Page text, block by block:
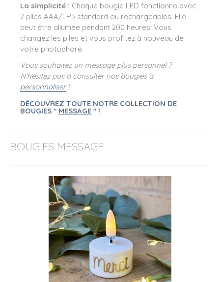
La simplicité : Chaque bougie LED fonctionne avec
2 piles AAA/LR3 standard ou rechargeables. Elle
peut être allumée pendant 200 heures. Vous
changez les piles et vous profitez à nouveau de
votre photophore.
Vous souhaitez un message plus personnel ?
N'hésitez pas à consulter nos bougies à
personnaliser!
DÉCOUVREZ TOUTE NOTRE COLLECTION DE
BOUGIES " MESSAGE " !
BOUGIES MESSAGE